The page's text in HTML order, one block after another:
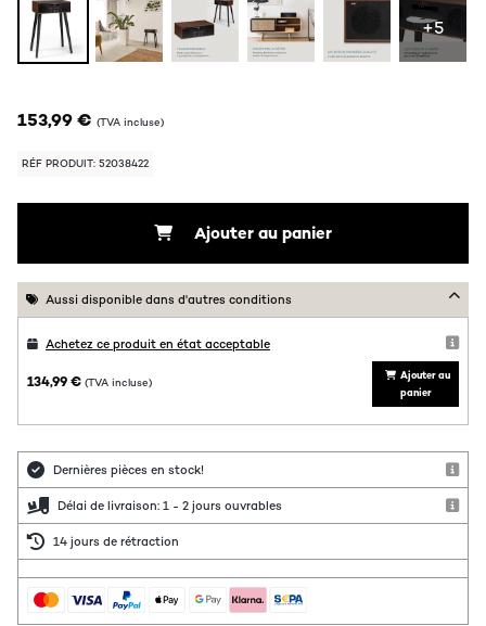
+5
153,99 € (TVA incluse)
RÉF PRODUIT: 52038422
Ajouter au panier
Aussi disponible dans d'autres conditions
Achetez ce produit en état acceptable
134,99 € (TVA incluse)
Ajouter au
panier
Dernières pièces en stock!
Délai de livraison: 1 - 2 jours ouvrables
14 jours de rétraction